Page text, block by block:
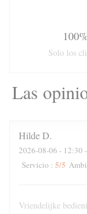
Las
HildeD
2026-08-06 - 12:30
Servicio : 5/5
Vriendelijke
Solo los